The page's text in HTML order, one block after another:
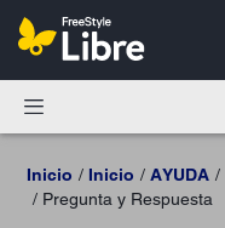
Inicio Inicio AYUDA
Pregunta y Respuesta